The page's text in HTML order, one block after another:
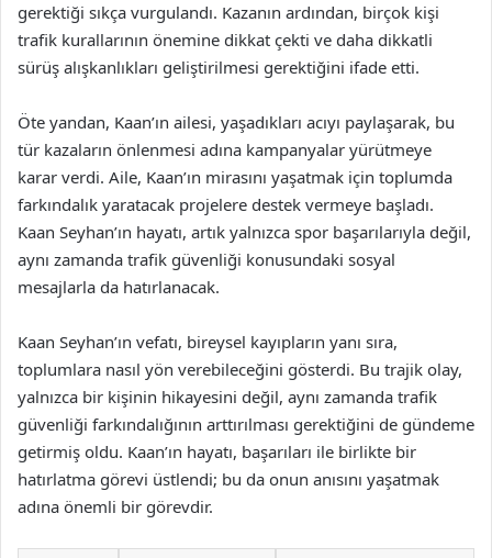
gerektiği sıkça vurgulandı. Kazanın ardından, birçok kişi
trafik kurallarının önemine dikkat çekti ve daha dikkatli
sürüş alışkanlıkları geliştirilmesi gerektiğini ifade etti.
Öte yandan, Kaan’ın ailesi, yaşadıkları acıyı paylaşarak, bu
tür kazaların önlenmesi adına kampanyalar yürütmeye
karar verdi. Aile, Kaan’ın mirasını yaşatmak için toplumda
farkındalık yaratacak projelere destek vermeye başladı.
Kaan Seyhan’ın hayatı, artık yalnızca spor başarılarıyla değil,
aynı zamanda trafik güvenliği konusundaki sosyal
mesajlarla da hatırlanacak.
Kaan Seyhan’ın vefatı, bireysel kayıpların yanı sıra,
toplumlara nasıl yön verebileceğini gösterdi. Bu trajik olay,
yalnızca bir kişinin hikayesini değil, aynı zamanda trafik
güvenliği farkındalığının arttırılması gerektiğini de gündeme
getirmiş oldu. Kaan’ın hayatı, başarıları ile birlikte bir
hatırlatma görevi üstlendi; bu da onun anısını yaşatmak
adına önemli bir görevdir.